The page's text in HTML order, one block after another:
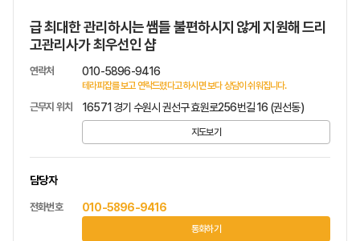
급 최대한 관리하시는 쌤들 불편하시지 않게 지원해 드리
고관리사가 최우선인 샵
연락처 010-5896-9416
테라피잡를 보고 연락드렸다고 하시면 보다 상담이 쉬워집니다.
근무지 위치 16571 경기 수원시 권선구 효원로256번길 16 (권선동)
지도보기
담당자
전화번호 010-5896-9416
통화하기